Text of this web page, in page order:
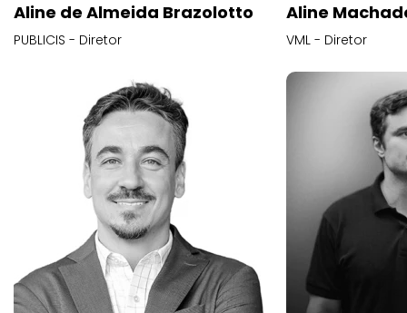
Aline de Almeida Brazolotto
PUBLICIS - Diretor
Aline
VML - Diretor